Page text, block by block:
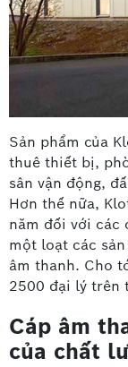
Sản phẩm của
thuê thiết bị,
sân vận động,
Hơn thế nữa,
năm đối với các
một loạt các
âm thanh. Cho
2500 đại lý trên
Cáp âm
của chất